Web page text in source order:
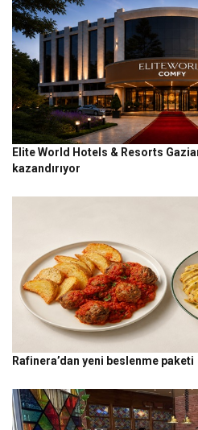
Elite World Hotels & Resorts
kazandırıyor
Rafinera’dan yeni beslenme paketi